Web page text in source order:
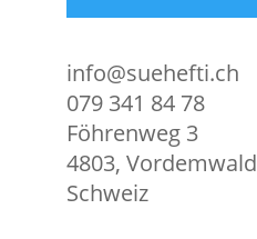
info@suehefti.ch
079 341 84 78
Föhrenweg 3
4803, Vordemwald
Schweiz